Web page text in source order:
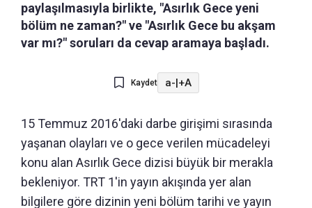
paylaşılmasıyla birlikte, "Asırlık Gece yeni
bölüm ne zaman?" ve "Asırlık Gece bu akşam
var mı?" soruları da cevap aramaya başladı.
Kaydet a-|+A
15 Temmuz 2016'daki darbe girişimi sırasında
yaşanan olayları ve o gece verilen mücadeleyi
konu alan Asırlık Gece dizisi büyük bir merakla
bekleniyor. TRT 1'in yayın akışında yer alan
bilgilere göre dizinin yeni bölüm tarihi ve yayın